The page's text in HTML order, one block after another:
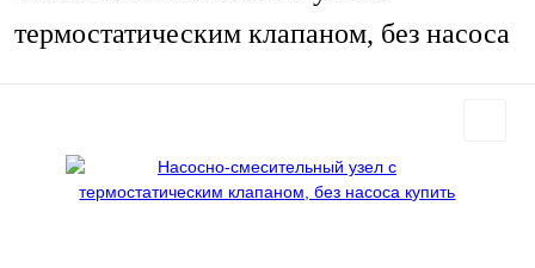
термостатическим клапаном, без насоса